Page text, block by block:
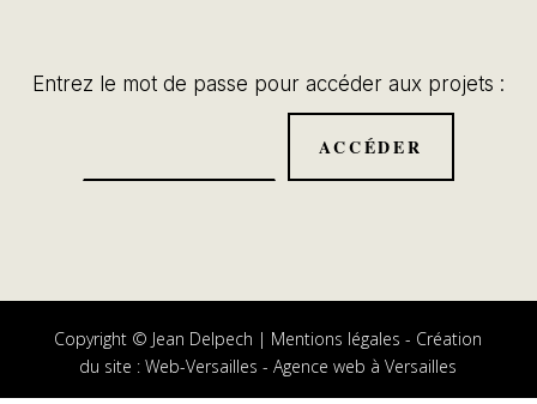
Entrez le mot de passe pour accéder aux projets :
Copyright © Jean Delpech | Mentions légales - Création
du site :Web-Versailles - Agence web à Versailles